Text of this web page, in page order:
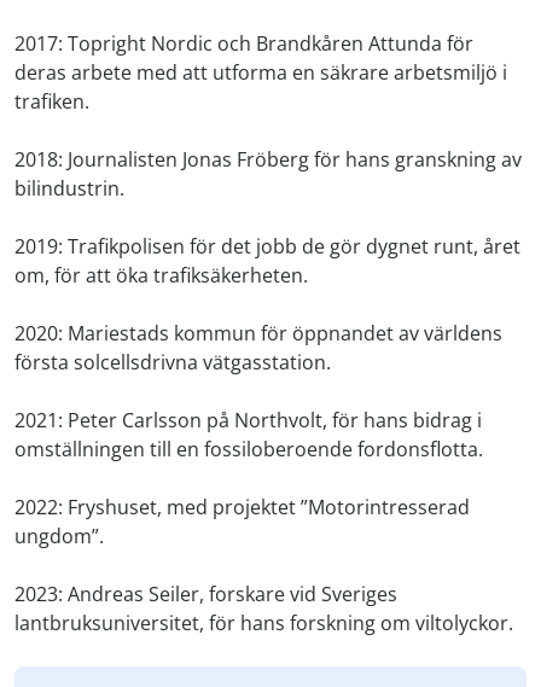
2017: Topright Nordic och Brandkåren Attunda för
deras arbete med att utforma en säkrare arbetsmiljö i
trafiken.
2018: Journalisten Jonas Fröberg för hans granskning av
bilindustrin.
2019: Trafikpolisen för det jobb de gör dygnet runt, året
om, för att öka trafiksäkerheten.
2020: Mariestads kommun för öppnandet av världens
första solcellsdrivna vätgasstation.
2021: Peter Carlsson på Northvolt, för hans bidrag i
omställningen till en fossiloberoende fordonsflotta.
2022: Fryshuset, med projektet ”Motorintresserad
ungdom”.
2023: Andreas Seiler, forskare vid Sveriges
lantbruksuniversitet, för hans forskning om viltolyckor.